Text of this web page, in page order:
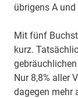
übrigens A und
Mit fünf
kurz.
Nur 8,8% aller
dagegen mehr